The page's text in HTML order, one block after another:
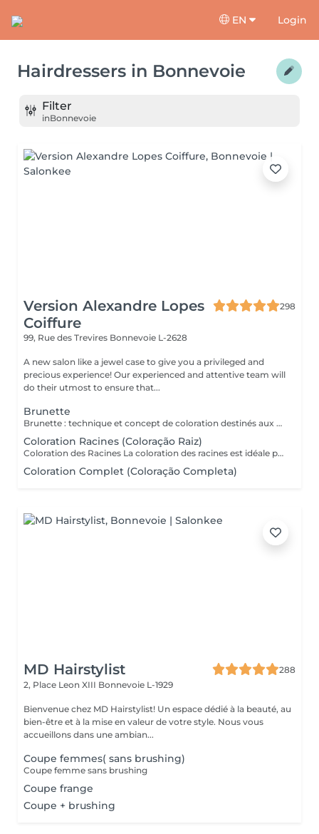
EN Login
Hairdressers in Bonnevoie
Filter
inBonnevoie
Version Alexandre Lopes
Coiffure
298
99, Rue des Trevires Bonnevoie L-2628
A new salon like a jewel case to give you a privileged and
precious experience! Our experienced and attentive team will
do their utmost to ensure that...
Brunette
Brunette : technique et concept de coloration destinés aux cheveux bruns et châtains, mettant en valeur la profondeur, la brillance et la dimension des cheveux. Peut inclure des nuances chaudes, froides ou illuminées, offrant un résultat sophistiqué, naturel et élégant. Très utilisée dans les transformations modernes comme le brun illuminé, chocolat, café et les tons cendrés. Le service comprend : les mèches, le traitement, la tonalisation et la finalisation.
Coloration Racines (Coloração Raiz)
Coloration des Racines La coloration des racines est idéale pour conserver une couleur uniforme et soignée, tout en assurant une finition élégante et naturelle. - Racines jusqu'à 2 cm (environ 1 mois de repousse) : tarif standard du service. - Racines de 2 cm à 4 cm : considéré comme une retouche élargie, avec un tarif différent. - Au-delà de 4 cm : il s'agit d'une coloration complète, avec un devis adapté. Ce soin permet d'éviter les différences de tons entre les racines et les longueurs, de préserver la santé du cheveu et de maintenir l'éclat de la couleur plus longtemps.
Coloration Complet (Coloração Completa)
MD Hairstylist
288
2, Place Leon XIII Bonnevoie L-1929
Bienvenue chez MD Hairstylist! Un espace dédié à la beauté, au
bien-être et à la mise en valeur de votre style. Nous vous
accueillons dans une ambian...
Coupe femmes( sans brushing)
Coupe femme sans brushing
Coupe frange
Coupe + brushing